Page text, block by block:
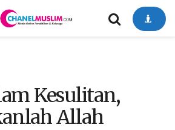
Kesulitan,
Allah